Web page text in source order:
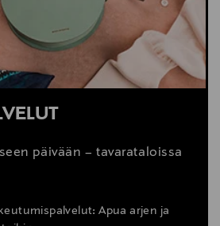
päivään – tavarataloissa
Apua arjen ja